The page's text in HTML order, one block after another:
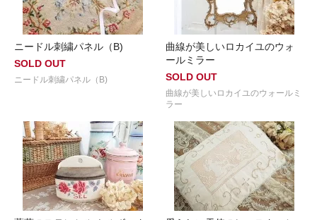
ニードル刺繍パネル（B)
SOLD OUT
ニードル刺繍パネル（B)
曲線が美しいロカイユのウォ
ールミラー
SOLD OUT
曲線が美しいロカイユのウォールミ
ラー